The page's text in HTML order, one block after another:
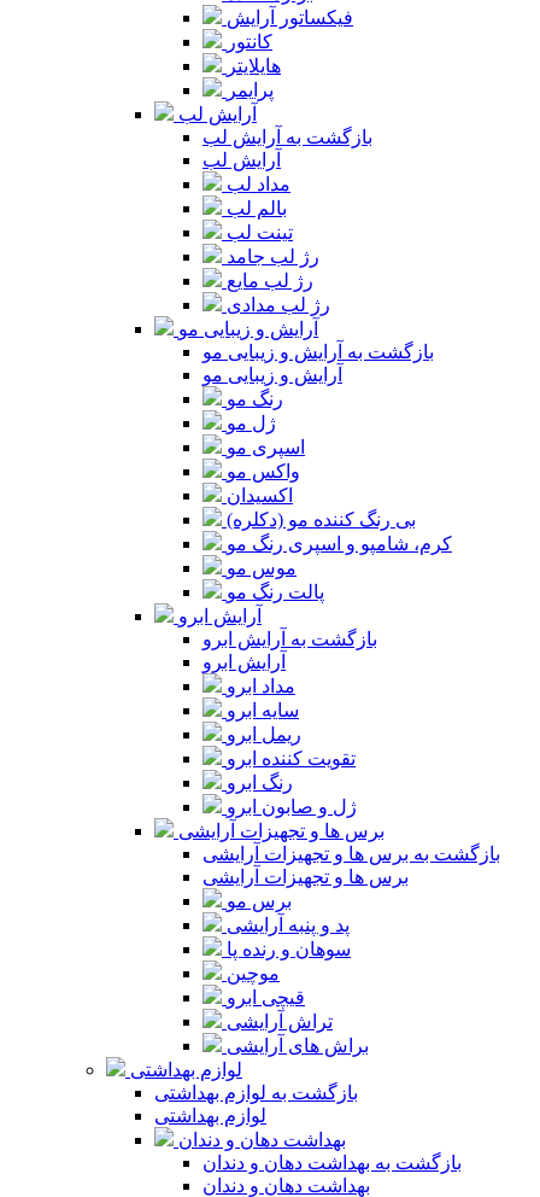
فیکساتور آرایش
کانتور
هایلایتر
پرایمر
آرایش لب
بازگشت به آرایش لب
آرایش لب
مداد لب
بالم لب
تینت لب
رژ لب جامد
رژ لب مایع
رژ لب مدادی
آرایش و زیبایی مو
بازگشت به آرایش و زیبایی مو
آرایش و زیبایی مو
رنگ مو
ژل مو
اسپری مو
واکس مو
اکسیدان
بی رنگ کننده مو (دکلره)
کرم، شامپو و اسپری رنگ مو
موس مو
پالت رنگ مو
آرایش ابرو
بازگشت به آرایش ابرو
آرایش ابرو
مداد ابرو
سایه ابرو
ریمل ابرو
تقویت کننده ابرو
رنگ ابرو
ژل و صابون ابرو
برس ها و تجهیزات آرایشی
بازگشت به برس ها و تجهیزات آرایشی
برس ها و تجهیزات آرایشی
برس مو
پد و پنبه آرایشی
سوهان و رنده پا
موچین
قیچی ابرو
تراش آرایشی
براش های آرایشی
لوازم بهداشتی
بازگشت به لوازم بهداشتی
لوازم بهداشتی
بهداشت دهان و دندان
بازگشت به بهداشت دهان و دندان
بهداشت دهان و دندان